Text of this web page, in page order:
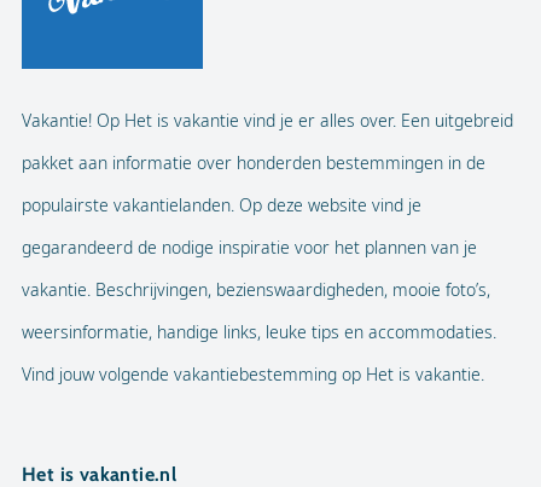
Vakantie! Op Het is vakantie vind je er alles over. Een uitgebreid
pakket aan informatie over honderden bestemmingen in de
populairste vakantielanden. Op deze website vind je
gegarandeerd de nodige inspiratie voor het plannen van je
vakantie. Beschrijvingen, bezienswaardigheden, mooie foto’s,
weersinformatie, handige links, leuke tips en accommodaties.
Vind jouw volgende vakantiebestemming op Het is vakantie.
Het is vakantie.nl